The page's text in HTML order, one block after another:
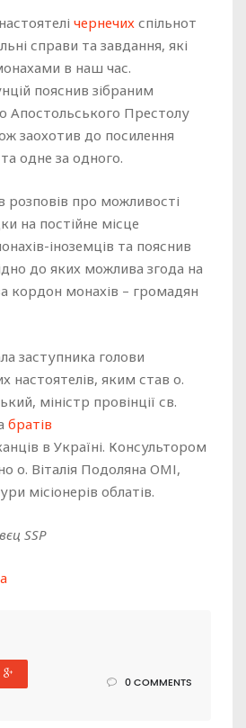
чернечих спільнот
справи та завдання, які
в наш час.
пояснив зібраним
Апостольського Престолу
заохотив до посилення
одне за одного.
розповів про можливості
на постійне місце
іноземців та пояснив
до яких можлива згода на
кордон монахів – громадян
заступника голови
настоятелів, яким став о.
міністр провінції св.
братів
в Україні. Консультором
о. Віталія Подоляна ОМІ,
місіонерів облатів.
SSP
0 COMMENTS